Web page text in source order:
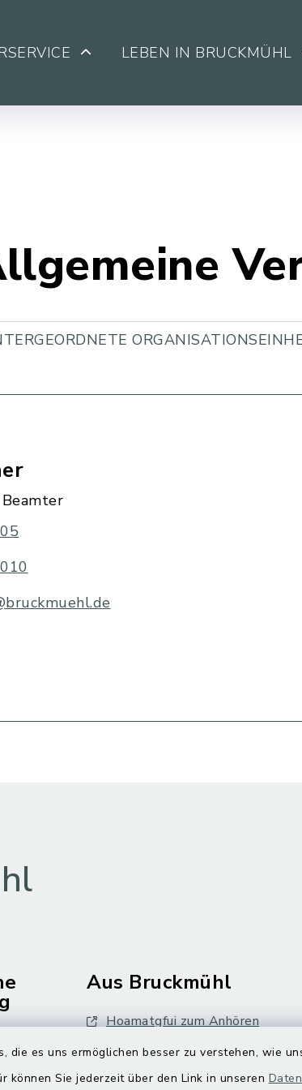
es uns ermöglichen besser zu verstehen, wie
Sie jederzeit über den Link in unseren
LEBEN IN BRUCKMÜHL
Aus Bruckmühl
Hoamatgfui zum Anhören
Digitaler Ortsplan